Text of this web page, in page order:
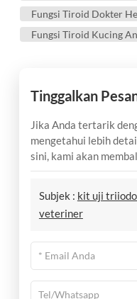
Fungsi Tiroid Dokter
Fungsi Tiroid Kucing
Tinggalkan
Jika Anda tertarik
mengetahui lebih
sini, kami akan
Subjek : kit uji
veteriner